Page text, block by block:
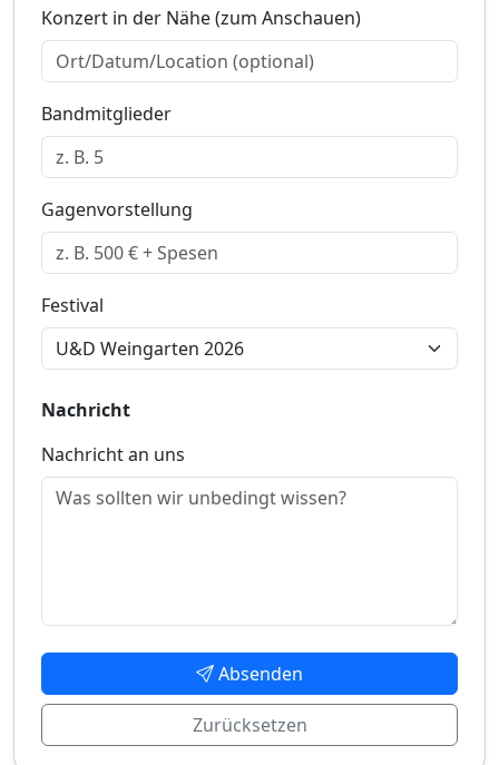
Konzert in der Nähe (zum Anschauen)
Bandmitglieder
Gagenvorstellung
Festival
Nachricht
Nachricht an uns
Absenden
Zurücksetzen